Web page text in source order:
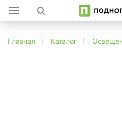
Главная Каталог